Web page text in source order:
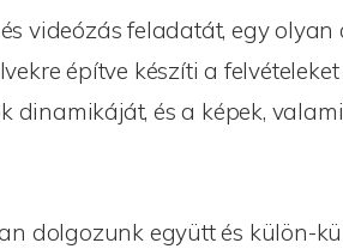
videózás feladatát, egy
építve készíti a
és a képek,
dolgozunk együtt és külön-